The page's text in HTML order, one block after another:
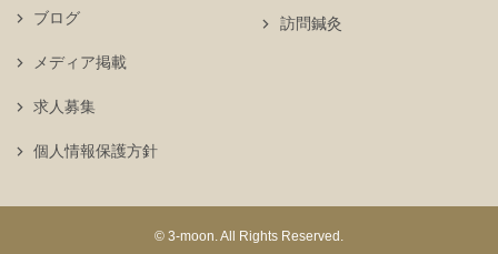
訪問鍼灸
ブログ
メディア掲載
求人募集
個人情報保護方針
© 3-moon. All Rights Reserved.